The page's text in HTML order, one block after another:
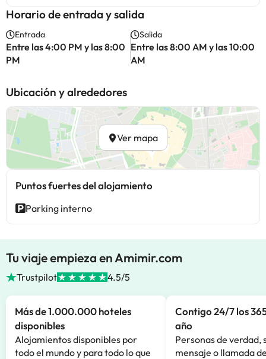
Horario de entrada y salida
Entrada
Entre las 4:00 PM y las 8:00
PM
Salida
Entre las 8:00 AM y las 10:00
AM
Ubicación y alrededores
Ver mapa
Puntos fuertes del alojamiento
Parking interno
Tu viaje empieza en Amimir.com
Trustpilot 4.5/5
Más de 1.000.000 hoteles
disponibles
Alojamientos disponibles por
todo el mundo y para todo lo que
Contigo 24/7 los
año
Personas de verdad,
mensaje o llamada